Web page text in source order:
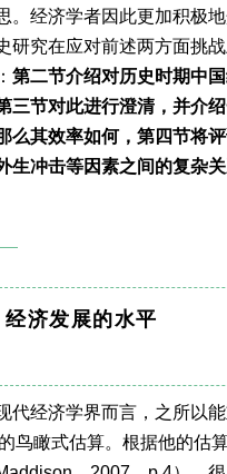
。经济学者因此更加积极
研究在应对前述两方面挑
第二节介绍对历史时期中
三节对此进行澄清 ，并介
么其效率如何，第四节将
生冲击等因素之间的复杂关
经济发展的水平
经济学界而言，之所以能
鸟瞰式估算。根据他的估